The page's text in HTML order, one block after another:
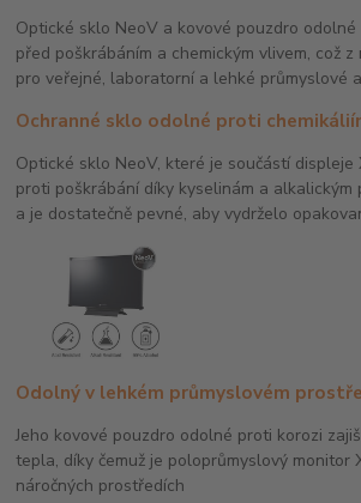
Optické sklo NeoV a kovové pouzdro
před poškrábáním a chemickým vlivem, což
pro veřejné, laboratorní a lehké průmyslové
Ochranné sklo odolné proti
Optické sklo NeoV, které je součástí displeje
proti poškrábání díky kyselinám a alkalickým
a je dostatečně pevné, aby vydrželo
Odolný v lehkém průmyslovém
Jeho kovové pouzdro odolné proti korozi
tepla, díky čemuž je poloprůmyslový monitor
náročných prostředích